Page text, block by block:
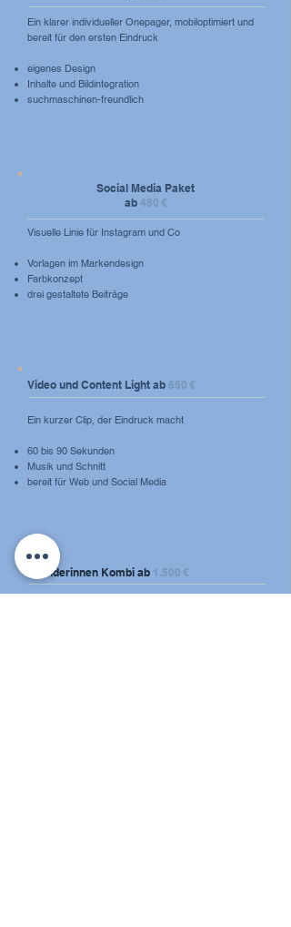
Ein klarer individueller Onepager, mobiloptimiert und
bereit für den ersten Eindruck
eigenes Design
Inhalte und Bildintegration
suchmaschinen-freundlich
Social Media Paket
ab 480 €
Visuelle Linie für Instagram und Co
Vorlagen im Markendesign
Farbkonzept
drei gestaltete Beiträge
Video und Content Light ab 650 €
Ein kurzer Clip, der Eindruck macht
60 bis 90 Sekunden
Musik und Schnitt
bereit für Web und Social Media
Gründerinnen Kombi ab 1.500 €